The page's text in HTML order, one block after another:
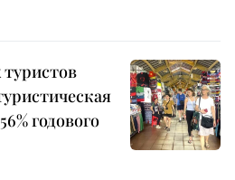
годового